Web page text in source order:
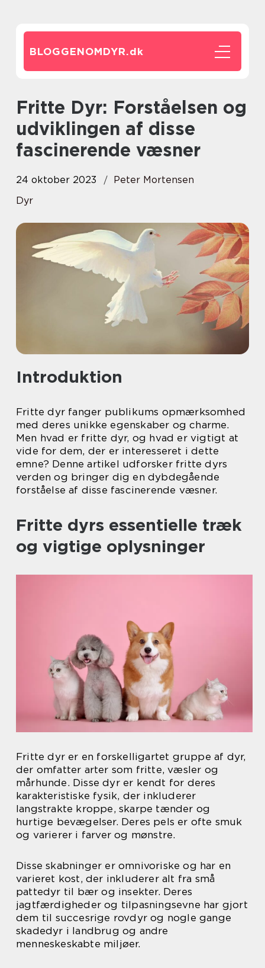
BLOGGENOMDYR.dk
Fritte Dyr: Forståelsen og
udviklingen af disse
fascinerende væsner
24 oktober 2023
Peter Mortensen
Dyr
Introduktion
Fritte dyr fanger publikums opmærksomhed
med deres unikke egenskaber og charme.
Men hvad er fritte dyr, og hvad er vigtigt at
vide for dem, der er interesseret i dette
emne? Denne artikel udforsker fritte dyrs
verden og bringer dig en dybdegående
forståelse af disse fascinerende væsner.
Fritte dyrs essentielle træk
og vigtige oplysninger
Fritte dyr er en forskelligartet gruppe af dyr,
der omfatter arter som fritte, væsler og
mårhunde. Disse dyr er kendt for deres
karakteristiske fysik, der inkluderer
langstrakte kroppe, skarpe tænder og
hurtige bevægelser. Deres pels er ofte smuk
og varierer i farver og mønstre.
Disse skabninger er omnivoriske og har en
varieret kost, der inkluderer alt fra små
pattedyr til bær og insekter. Deres
jagtfærdigheder og tilpasningsevne har gjort
dem til succesrige rovdyr og nogle gange
skadedyr i landbrug og andre
menneskeskabte miljøer.